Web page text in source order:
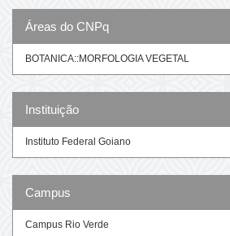
Áreas do CNPq
BOTANICA::MORFOLOGIA VEGETAL
Instituição
Instituto Federal Goiano
Campus
Campus Rio Verde